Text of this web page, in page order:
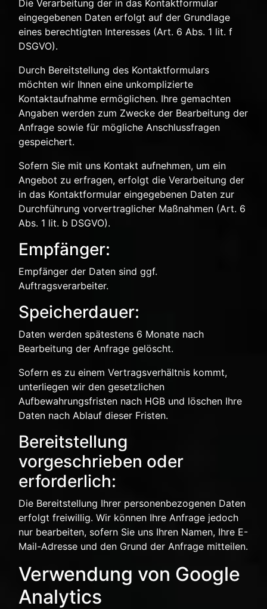
Die Verarbeitung der in das Kontaktformular
eingegebenen Daten erfolgt auf der Grundlage
eines berechtigten Interesses (Art. 6 Abs. 1 lit. f
DSGVO).
Durch Bereitstellung des Kontaktformulars
möchten wir Ihnen eine unkomplizierte
Kontaktaufnahme ermöglichen. Ihre gemachten
Angaben werden zum Zwecke der Bearbeitung der
Anfrage sowie für mögliche Anschlussfragen
gespeichert.
Sofern Sie mit uns Kontakt aufnehmen, um ein
Angebot zu erfragen, erfolgt die Verarbeitung der
in das Kontaktformular eingegebenen Daten zur
Durchführung vorvertraglicher Maßnahmen (Art. 6
Abs. 1 lit. b DSGVO).
Empfänger:
Empfänger der Daten sind ggf.
Auftragsverarbeiter.
Speicherdauer:
Daten werden spätestens 6 Monate nach
Bearbeitung der Anfrage gelöscht.
Sofern es zu einem Vertragsverhältnis kommt,
unterliegen wir den gesetzlichen
Aufbewahrungsfristen nach HGB und löschen Ihre
Daten nach Ablauf dieser Fristen.
Bereitstellung
vorgeschrieben oder
erforderlich:
Die Bereitstellung Ihrer personenbezogenen Daten
erfolgt freiwillig. Wir können Ihre Anfrage jedoch
nur bearbeiten, sofern Sie uns Ihren Namen, Ihre E-
Mail-Adresse und den Grund der Anfrage mitteilen.
Verwendung von Google
Analytics